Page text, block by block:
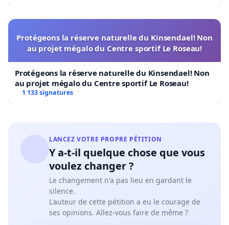
Protégeons la réserve naturelle du Kinsendael! Non
au projet mégalo du Centre sportif Le Roseau!
Protégeons la réserve naturelle du Kinsendael! Non
au projet mégalo du Centre sportif Le Roseau!
1 133 signatures
LANCEZ VOTRE PROPRE PÉTITION
Y a-t-il quelque chose que vous
voulez changer ?
Le changement n'a pas lieu en gardant le
silence.
L'auteur de cette pétition a eu le courage de
ses opinions. Allez-vous faire de même ?